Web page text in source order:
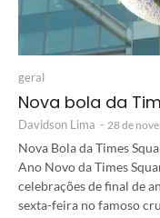
geral
Nova bola da
Davidson Lima - 28 de
Nova Bola da Times
Ano Novo da Times
celebrações de final de
sexta-feira no famoso